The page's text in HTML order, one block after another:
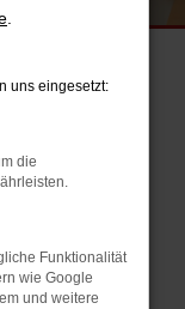
können:
uns eingesetzt:
die
Funktionalität
wie Google
und weitere